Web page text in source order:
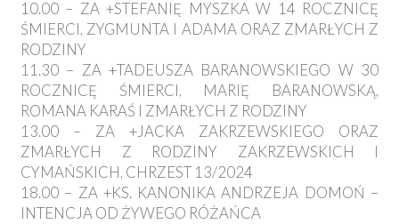
10.00 – ZA +STEFANIĘ MYSZKA W 14 ROCZNICĘ
ŚMIERCI, ZYGMUNTA I ADAMA ORAZ ZMARŁYCH Z
RODZINY
11.30 – ZA +TADEUSZA BARANOWSKIEGO W 30
ROCZNICĘ ŚMIERCI, MARIĘ BARANOWSKĄ,
ROMANA KARAŚ I ZMARŁYCH Z RODZINY
13.00 – ZA +JACKA ZAKRZEWSKIEGO ORAZ
ZMARŁYCH Z RODZINY ZAKRZEWSKICH I
CYMAŃSKICH, CHRZEST 13/2024
18.00 – ZA +KS. KANONIKA ANDRZEJA DOMOŃ –
INTENCJA OD ŻYWEGO RÓŻAŃCA